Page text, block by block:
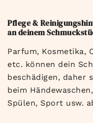
Pflege &
an deinem
Parfum, Kosmetika,
etc. können dein
beschädigen, daher
beim
Spülen, Sport usw.